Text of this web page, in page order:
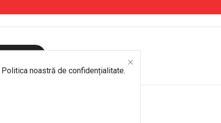
cu
Fermoar
Politica noastră de confidențialitate.